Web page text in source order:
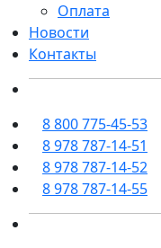
Оплата
Новости
Контакты
8 800 775-45-53
8 978 787-14-51
8 978 787-14-52
8 978 787-14-55